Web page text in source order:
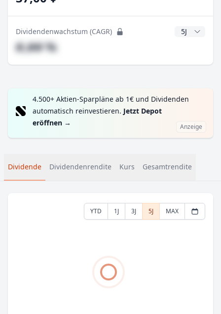
Dividendenwachstum (CAGR) CAGR Jahre
#,## %
4.500+ Aktien-Sparpläne ab 1€ und Dividenden
automatisch reinvestieren. Jetzt Depot
eröffnen → Anzeige
Dividende Dividendenrendite Kurs Gesamtrendite
YTD 1J 3J 5J MAX